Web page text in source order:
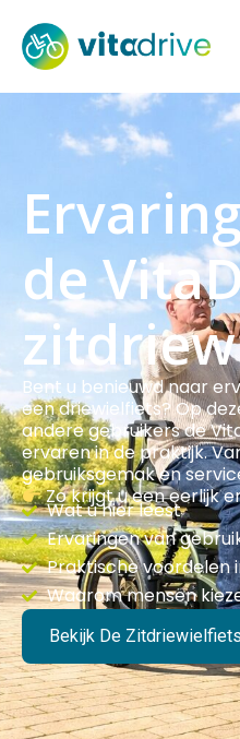
de
Bent u benieuwd naar
een driewielfiets? Op
andere gebruikers de
ervaren in de praktijk.
gebruiksgemak en
Zo krijgt u een eerlijk
Wat u hier leest
Ervaringen van
Praktische voordelen
Waarom mensen
Bekijk De Zitdriewielfiets